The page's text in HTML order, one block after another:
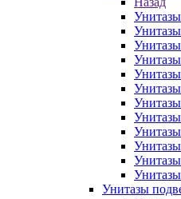
Унитазы